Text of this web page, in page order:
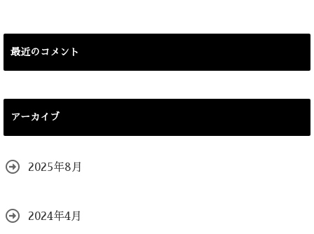
最近のコメント
アーカイブ
2025年8月
2024年4月